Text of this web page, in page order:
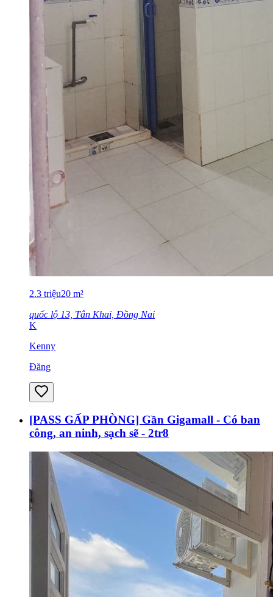
2.3 triệu20 m²
quốc lộ 13, Tân Khai, Đồng Nai
K
Kenny
Đăng
[PASS GẤP PHÒNG] Gần Gigamall - Có ban
công, an ninh, sạch sẽ - 2tr8